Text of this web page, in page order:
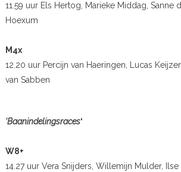
11.59 uur Els Hertog, Marieke Middag, Sanne
Hoexum
M4x
12.20 uur Percijn van Haeringen, Lucas
van Sabben
‘Baanindelingsraces‘
W8+
14.27 uur Vera Snijders, Willemijn Mulder,